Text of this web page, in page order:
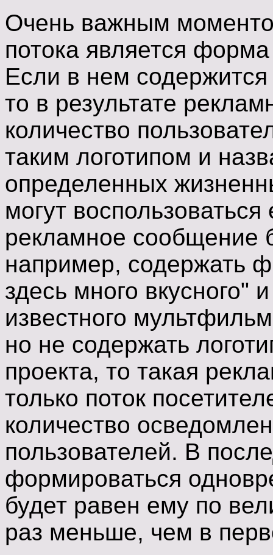
Очень важным
потока является
Если в нем содержится
то в результате
количество
таким логотипом и
определенных
могут
рекламное сообщение
например, содержать
здесь много вкусного"
известного
но не содержать
проекта, то такая
только поток
количество
пользователей. В
формироваться
будет равен ему по
раз меньше, чем в